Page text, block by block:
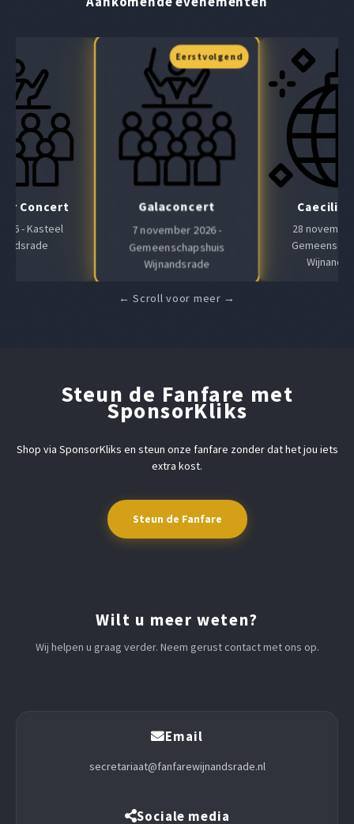
Concert
- Kasteel
Galaconcert
7 november 2026 -
Gemeenschapshuis
Wijnandsrade
28
Steun de Fanfare met
SponsorKliks
Shop via SponsorKliks en steun onze fanfare zonder dat het jou iets
extra kost.
Steun de Fanfare
Wilt u meer weten?
Wij helpen u graag verder. Neem gerust contact met ons op.
Email
secretariaat@fanfarewijnandsrade.nl
Sociale media